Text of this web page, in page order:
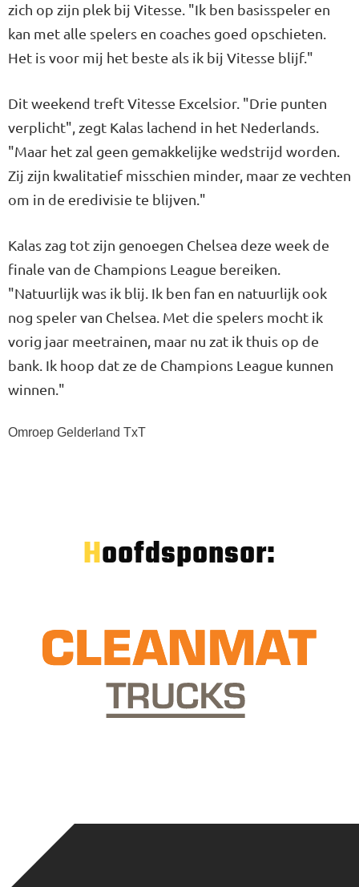
zich op zijn plek bij Vitesse. "Ik ben basisspeler en
kan met alle spelers en coaches goed opschieten.
Het is voor mij het beste als ik bij Vitesse blijf."
Dit weekend treft Vitesse Excelsior. "Drie punten
verplicht", zegt Kalas lachend in het Nederlands.
"Maar het zal geen gemakkelijke wedstrijd worden.
Zij zijn kwalitatief misschien minder, maar ze vechten
om in de eredivisie te blijven."
Kalas zag tot zijn genoegen Chelsea deze week de
finale van de Champions League bereiken.
"Natuurlijk was ik blij. Ik ben fan en natuurlijk ook
nog speler van Chelsea. Met die spelers mocht ik
vorig jaar meetrainen, maar nu zat ik thuis op de
bank. Ik hoop dat ze de Champions League kunnen
winnen."
Omroep Gelderland TxT
Hoofdsponsor: